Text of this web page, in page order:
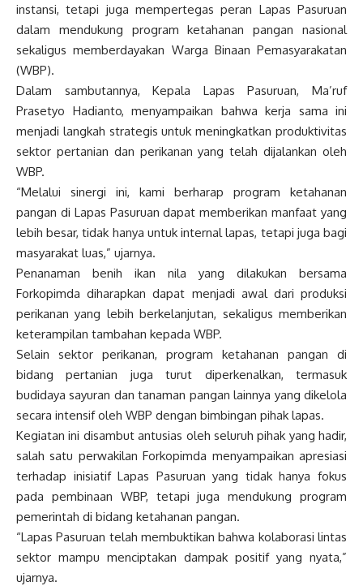
instansi, tetapi juga mempertegas peran Lapas Pasuruan
dalam mendukung program ketahanan pangan nasional
sekaligus memberdayakan Warga Binaan Pemasyarakatan
(WBP).
Dalam sambutannya, Kepala Lapas Pasuruan, Ma’ruf
Prasetyo Hadianto, menyampaikan bahwa kerja sama ini
menjadi langkah strategis untuk meningkatkan produktivitas
sektor pertanian dan perikanan yang telah dijalankan oleh
WBP.
“Melalui sinergi ini, kami berharap program ketahanan
pangan di Lapas Pasuruan dapat memberikan manfaat yang
lebih besar, tidak hanya untuk internal lapas, tetapi juga bagi
masyarakat luas,” ujarnya.
Penanaman benih ikan nila yang dilakukan bersama
Forkopimda diharapkan dapat menjadi awal dari produksi
perikanan yang lebih berkelanjutan, sekaligus memberikan
keterampilan tambahan kepada WBP.
Selain sektor perikanan, program ketahanan pangan di
bidang pertanian juga turut diperkenalkan, termasuk
budidaya sayuran dan tanaman pangan lainnya yang dikelola
secara intensif oleh WBP dengan bimbingan pihak lapas.
Kegiatan ini disambut antusias oleh seluruh pihak yang hadir,
salah satu perwakilan Forkopimda menyampaikan apresiasi
terhadap inisiatif Lapas Pasuruan yang tidak hanya fokus
pada pembinaan WBP, tetapi juga mendukung program
pemerintah di bidang ketahanan pangan.
“Lapas Pasuruan telah membuktikan bahwa kolaborasi lintas
sektor mampu menciptakan dampak positif yang nyata,”
ujarnya.